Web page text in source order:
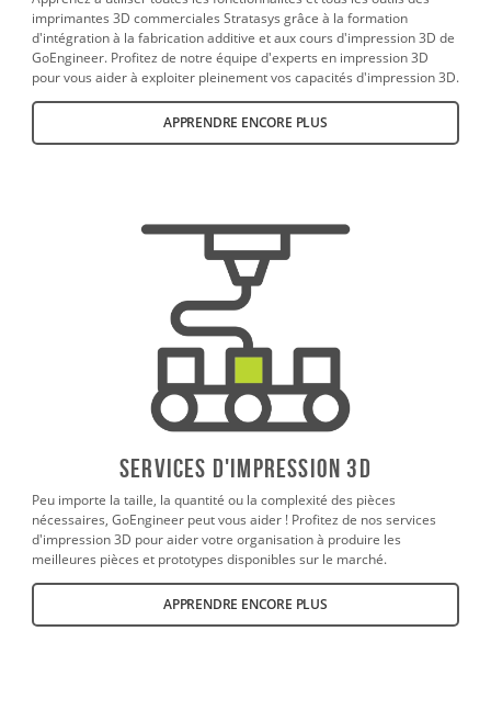
imprimantes 3D commerciales Stratasys grâce à la formation
d'intégration à la fabrication additive et aux cours d'impression 3D de
GoEngineer. Profitez de notre équipe d'experts en impression 3D
pour vous aider à exploiter pleinement vos capacités d'impression 3D.
APPRENDRE ENCORE PLUS
SERVICES D'IMPRESSION 3D
Peu importe la taille, la quantité ou la complexité des pièces
nécessaires, GoEngineer peut vous aider ! Profitez de nos services
d'impression 3D pour aider votre organisation à produire les
meilleures pièces et prototypes disponibles sur le marché.
APPRENDRE ENCORE PLUS